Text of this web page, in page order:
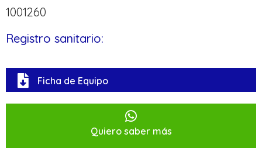
1001260
Registro sanitario:
Ficha de Equipo
Quiero saber más